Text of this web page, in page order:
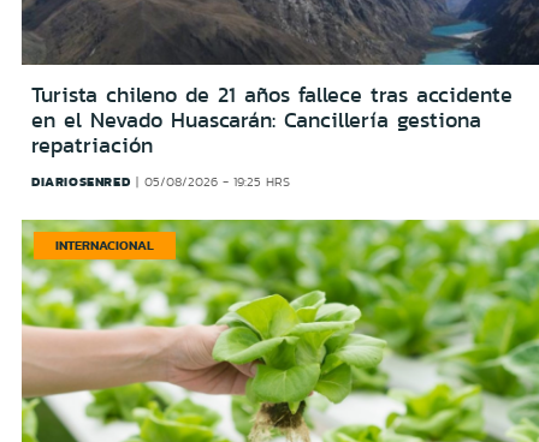
Turista chileno de 21 años fallece tras accidente
en el Nevado Huascarán: Cancillería gestiona
repatriación
DIARIOSENRED 05/08/2026 - 19:25 HRS
INTERNACIONAL